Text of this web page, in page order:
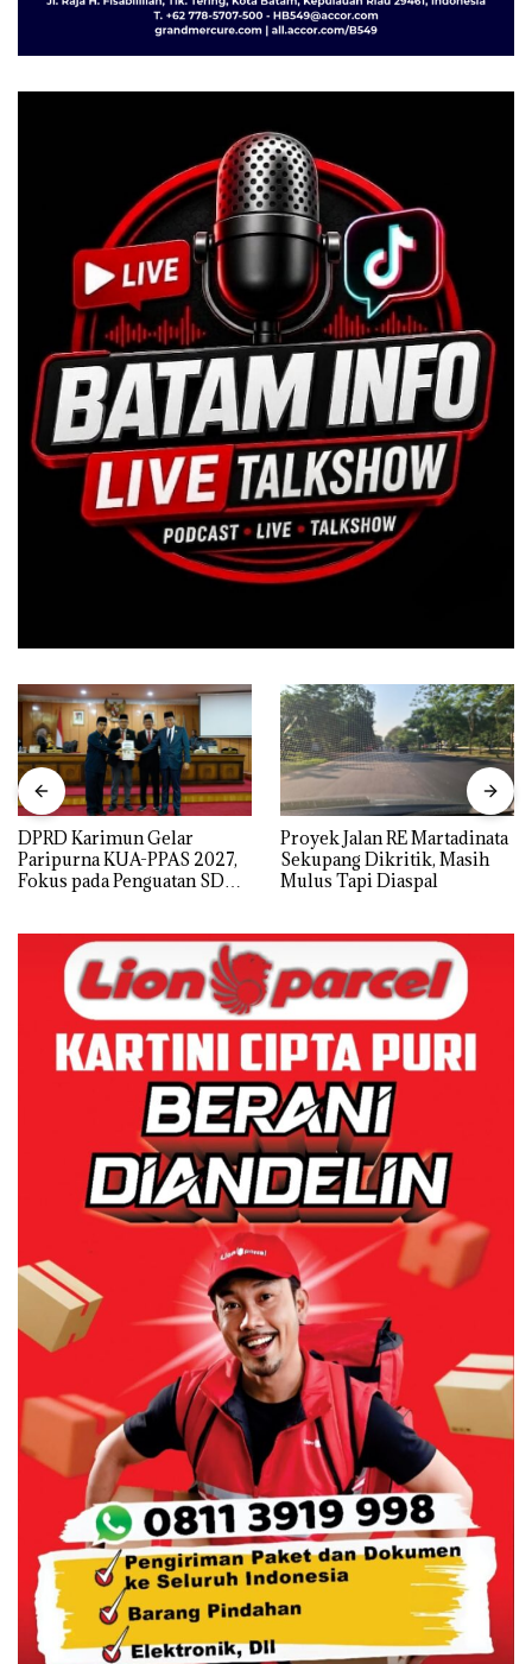
DPRD Karimun Gelar
Paripurna KUA-PPAS 2027,
Fokus pada Penguatan SDM,
Proyek Jalan RE Martadinata
Sekupang Dikritik, Masih
Mulus Tapi Diaspal